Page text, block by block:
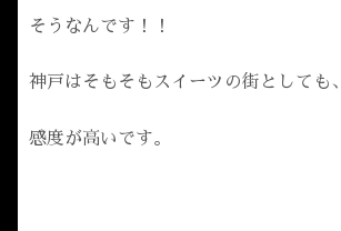
そうなんです！！
神戸はそもそもスイーツの街としても、
感度が高いです。